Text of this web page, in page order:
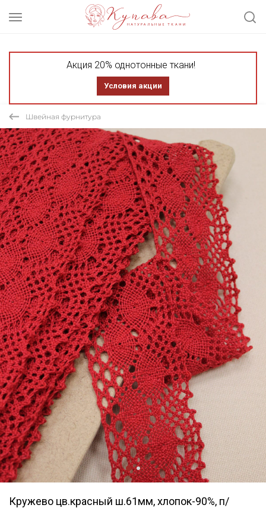
Акция 20% однотонные ткани!
Условия акции
Швейная фурнитура
Кружево цв.красный ш.61мм, хлопок-90%, п/